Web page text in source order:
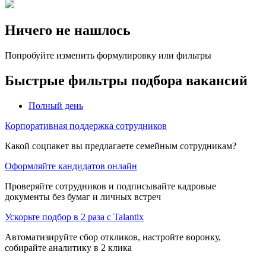
Ничего не нашлось
Попробуйте изменить формулировку или фильтры
Быстрые фильтры подбора вакансий
Полный день
Корпоративная поддержка сотрудников
Какой соцпакет вы предлагаете семейным сотрудникам?
Оформляйте кандидатов онлайн
Проверяйте сотрудников и подписывайте кадровые
документы без бумаг и личных встреч
Ускорьте подбор в 2 раза с Talantix
Автоматизируйте сбор откликов, настройте воронку,
собирайте аналитику в 2 клика